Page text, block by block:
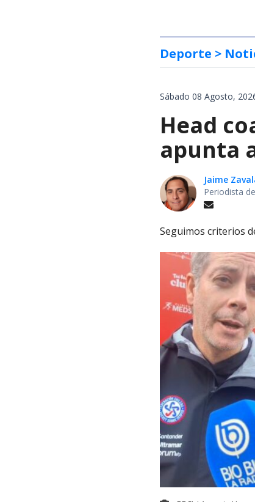
Deporte >
Sábado 08 Agosto,
Head
apunta
Jaime
Periodista
Seguimos criterios